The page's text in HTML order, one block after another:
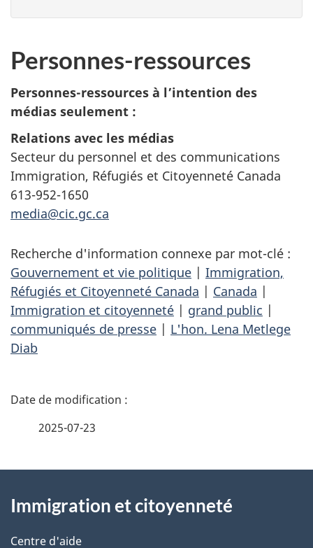
Personnes-ressources
Personnes-ressources à l’intention des
médias seulement :
Relations avec les médias
Secteur du personnel et des communications
Immigration, Réfugiés et Citoyenneté Canada
613-952-1650
media@cic.gc.ca
Recherche d'information connexe par mot-clé :
Gouvernement et vie politique | Immigration,
Réfugiés et Citoyenneté Canada | Canada |
Immigration et citoyenneté | grand public |
communiqués de presse | L'hon. Lena Metlege
Diab
D
i
2025-07-23
propos
Immigration et citoyenneté
Centre d'aide